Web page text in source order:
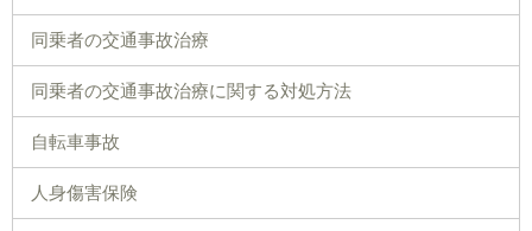
同乗者の交通事故治療
同乗者の交通事故治療に関する対処方法
自転車事故
人身傷害保険